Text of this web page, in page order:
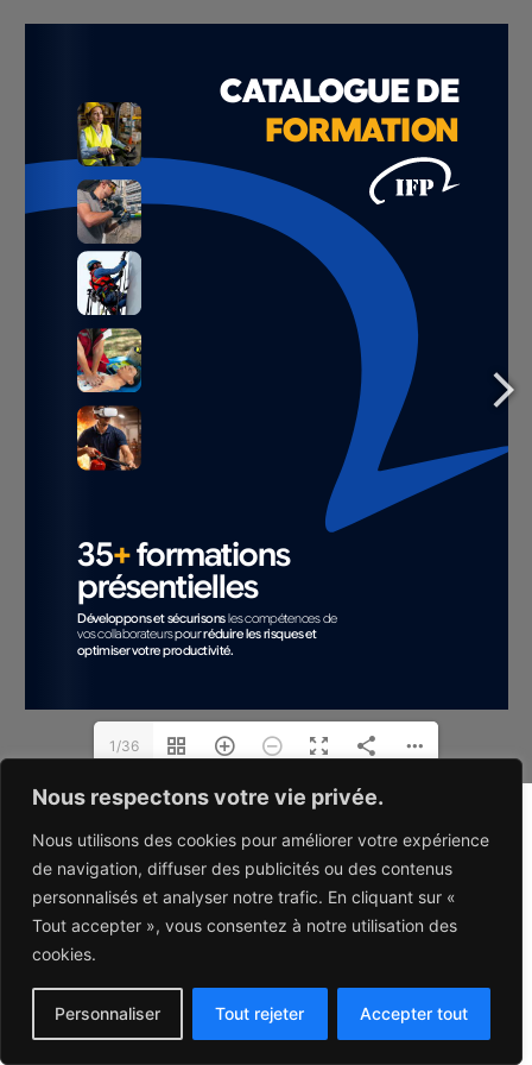
Nous respectons votre vie privée.
Nous utilisons des cookies pour améliorer votre expérience
de navigation, diffuser des publicités ou des contenus
personnalisés et analyser notre trafic. En cliquant sur «
Tout accepter », vous consentez à notre utilisation des
cookies.
Personnaliser Tout rejeter Accepter tout
1/36